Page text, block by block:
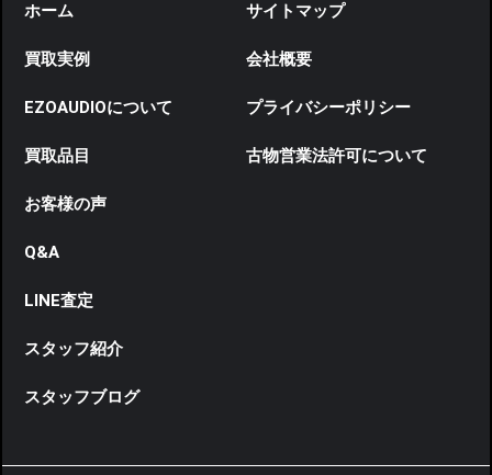
ホーム
買取実例
EZOAUDIOについて
買取品目
お客様の声
Q&A
LINE査定
スタッフ紹介
スタッフブログ
サイトマップ
会社概要
プライバシーポリシー
古物営業法許可について